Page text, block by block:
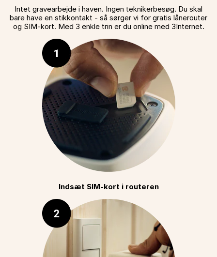
Intet gravearbejde i haven. Ingen teknikerbesøg. Du skal
bare have en stikkontakt - så sørger vi for gratis lånerouter
og SIM-kort. Med 3 enkle trin er du online med 3Internet.
Indsæt SIM-kort i routeren